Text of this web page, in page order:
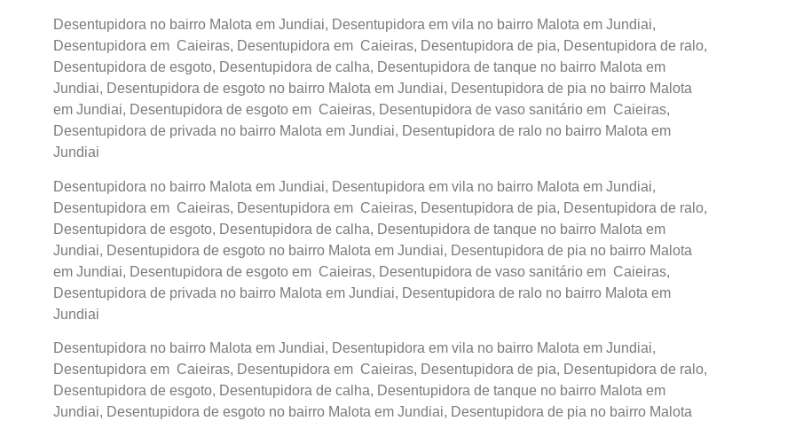
Desentupidora no bairro Malota em Jundiai, Desentupidora em vila no bairro Malota em Jundiai,
Desentupidora em Caieiras, Desentupidora em Caieiras, Desentupidora de pia, Desentupidora de ralo,
Desentupidora de esgoto, Desentupidora de calha, Desentupidora de tanque no bairro Malota em
Jundiai, Desentupidora de esgoto no bairro Malota em Jundiai, Desentupidora de pia no bairro Malota
em Jundiai, Desentupidora de esgoto em Caieiras, Desentupidora de vaso sanitário em Caieiras,
Desentupidora de privada no bairro Malota em Jundiai, Desentupidora de ralo no bairro Malota em
Jundiai
Desentupidora no bairro Malota em Jundiai, Desentupidora em vila no bairro Malota em Jundiai,
Desentupidora em Caieiras, Desentupidora em Caieiras, Desentupidora de pia, Desentupidora de ralo,
Desentupidora de esgoto, Desentupidora de calha, Desentupidora de tanque no bairro Malota em
Jundiai, Desentupidora de esgoto no bairro Malota em Jundiai, Desentupidora de pia no bairro Malota
em Jundiai, Desentupidora de esgoto em Caieiras, Desentupidora de vaso sanitário em Caieiras,
Desentupidora de privada no bairro Malota em Jundiai, Desentupidora de ralo no bairro Malota em
Jundiai
Desentupidora no bairro Malota em Jundiai, Desentupidora em vila no bairro Malota em Jundiai,
Desentupidora em Caieiras, Desentupidora em Caieiras, Desentupidora de pia, Desentupidora de ralo,
Desentupidora de esgoto, Desentupidora de calha, Desentupidora de tanque no bairro Malota em
Jundiai, Desentupidora de esgoto no bairro Malota em Jundiai, Desentupidora de pia no bairro Malota